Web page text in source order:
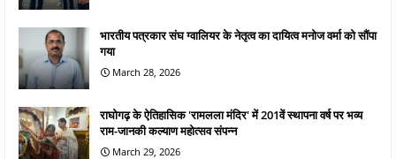
भारतीय पत्रकार संघ ग्वालियर के नेतृत्व का दायित्व मनोज वर्मा को सौंपा
गया
March 28, 2026
राघोगढ़ के ऐतिहासिक 'रामलला मंदिर' में 201वें स्थापना वर्ष पर भव्य
राम-जानकी कल्याण महोत्सव संपन्न
March 29, 2026